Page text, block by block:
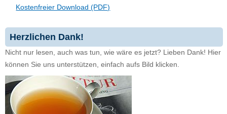
Kostenfreier Download (PDF)
Herzlichen Dank!
Nicht nur lesen, auch was tun, wie wäre es jetzt? Lieben Dank! Hier
können Sie uns unterstützen, einfach aufs Bild klicken.